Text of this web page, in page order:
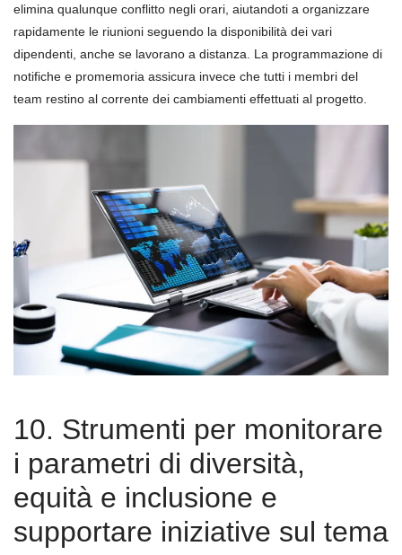
elimina qualunque conflitto negli orari, aiutandoti a organizzare
rapidamente le riunioni seguendo la disponibilità dei vari
dipendenti, anche se lavorano a distanza. La programmazione di
notifiche e promemoria assicura invece che tutti i membri del
team restino al corrente dei cambiamenti effettuati al progetto.
10. Strumenti per monitorare
i parametri di diversità,
equità e inclusione e
supportare iniziative sul tema